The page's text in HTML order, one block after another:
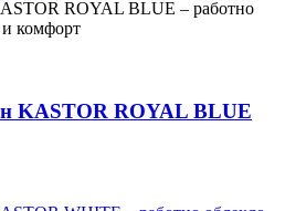
KASTOR ROYAL BLUE